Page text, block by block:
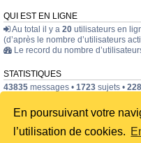
En poursuivant votre
l’utilisation de cookies.
QUI EST EN LIGNE
Au total il y a 20 utilisateurs en
(d’après le nombre d’utilisateurs
Le record du nombre
STATISTIQUES
43835 messages • 1723 sujets • 228
Index du forum